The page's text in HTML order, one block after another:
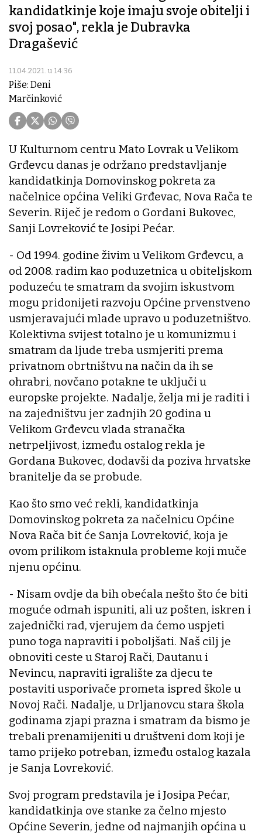
kandidatkinje koje imaju svoje obitelji i
svoj posao", rekla je Dubravka
Dragašević
11.04.2021. u 14:36
Piše: Deni
Marčinković
U Kulturnom centru Mato Lovrak u Velikom
Grđevcu danas je održano predstavljanje
kandidatkinja Domovinskog pokreta za
načelnice općina Veliki Grđevac, Nova Rača te
Severin. Riječ je redom o Gordani Bukovec,
Sanji Lovreković te Josipi Pećar.
- Od 1994. godine živim u Velikom Grđevcu, a
od 2008. radim kao poduzetnica u obiteljskom
poduzeću te smatram da svojim iskustvom
mogu pridonijeti razvoju Općine prvenstveno
usmjeravajući mlade upravo u poduzetništvo.
Kolektivna svijest totalno je u komunizmu i
smatram da ljude treba usmjeriti prema
privatnom obrtništvu na način da ih se
ohrabri, novčano potakne te uključi u
europske projekte. Nadalje, želja mi je raditi i
na zajedništvu jer zadnjih 20 godina u
Velikom Grđevcu vlada stranačka
netrpeljivost, između ostalog rekla je
Gordana Bukovec, dodavši da poziva hrvatske
branitelje da se probude.
Kao što smo već rekli, kandidatkinja
Domovinskog pokreta za načelnicu Općine
Nova Rača bit će Sanja Lovreković, koja je
ovom prilikom istaknula probleme koji muče
njenu općinu.
- Nisam ovdje da bih obećala nešto što će biti
moguće odmah ispuniti, ali uz pošten, iskren i
zajednički rad, vjerujem da ćemo uspjeti
puno toga napraviti i poboljšati. Naš cilj je
obnoviti ceste u Staroj Rači, Dautanu i
Nevincu, napraviti igralište za djecu te
postaviti usporivače prometa ispred škole u
Novoj Rači. Nadalje, u Drljanovcu stara škola
godinama zjapi prazna i smatram da bismo je
trebali prenamijeniti u društveni dom koji je
tamo prijeko potreban, između ostalog kazala
je Sanja Lovreković.
Svoj program predstavila je i Josipa Pećar,
kandidatkinja ove stanke za čelno mjesto
Općine Severin, jedne od najmanjih općina u